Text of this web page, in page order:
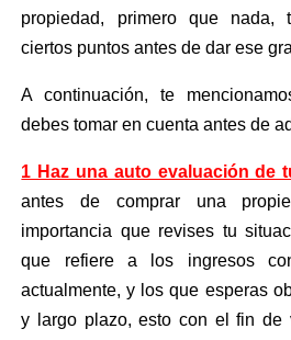
propiedad, primero que nada,
ciertos puntos antes de dar ese
A continuación, te
debes tomar en cuenta antes de
1 Haz una auto evaluación de
antes de compraruna
importancia que revises tu
que refiere a los ingresos
actualmente, y los que esperas
y largo plazo, esto con el fin de